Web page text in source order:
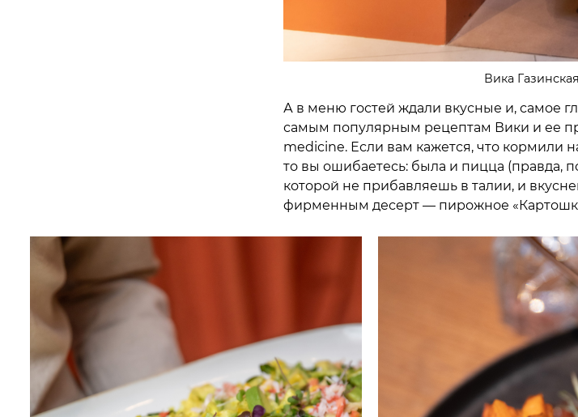
Вика Газинская
А в меню гостей ждали вкусные и, самое
самым популярным рецептам Вики и ее
medicine. Если вам кажется, что кормили
то вы ошибаетесь: была и пицца (правда,
которой не прибавляешь в талии, и
фирменным десерт — пирожное